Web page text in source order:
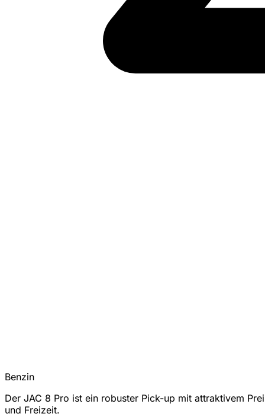
Benzin
Der JAC 8 Pro ist ein robuster Pick-up mit attraktivem
und Freizeit.